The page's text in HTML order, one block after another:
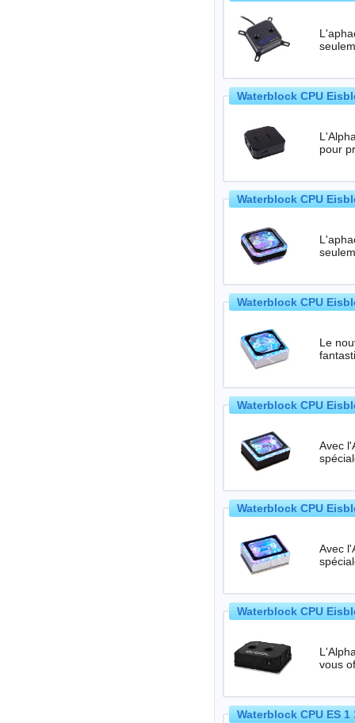
Waterblock CPU
Waterblock CPU
Waterblock CPU
Le
Waterblock CPU
Avec
Waterblock CPU
Avec
Waterblock CPU
Waterblock CPU ES